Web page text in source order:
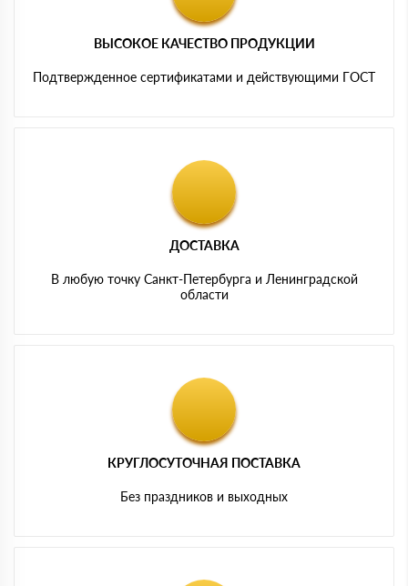
ВЫСОКОЕ КАЧЕСТВО ПРОДУКЦИИ
Подтвержденное сертификатами и действующими ГОСТ
ДОСТАВКА
В любую точку Санкт-Петербурга и Ленинградской
области
КРУГЛОСУТОЧНАЯ ПОСТАВКА
Без праздников и выходных